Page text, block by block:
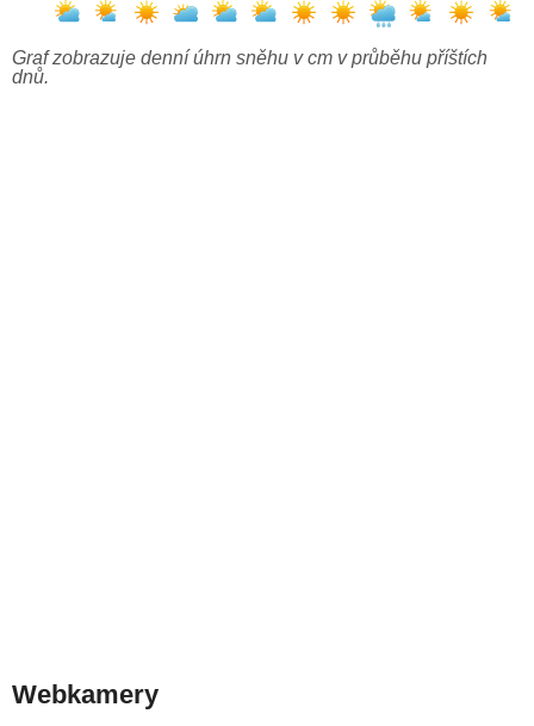
Graf zobrazuje denní úhrn sněhu v cm v průběhu příštích
dnů.
Webkamery